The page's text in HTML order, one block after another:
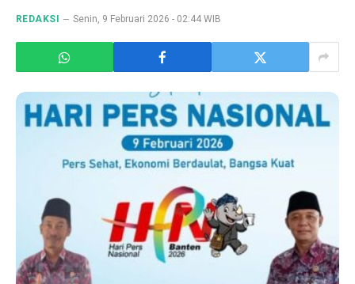
REDAKSI Senin, 9 Februari 2026 - 02:44 WIB